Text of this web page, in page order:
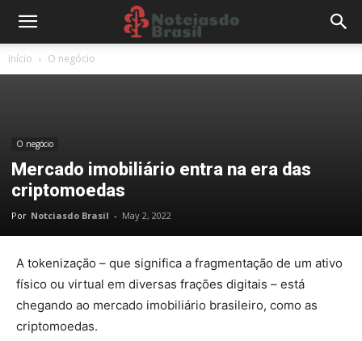
Início O negócio
O negócio
Mercado imobiliário entra na era das
criptomoedas
Por Notciasdo Brasil - May 2, 2022
A tokenização – que significa a fragmentação de um ativo
físico ou virtual em diversas frações digitais – está
chegando ao mercado imobiliário brasileiro, como as
criptomoedas.